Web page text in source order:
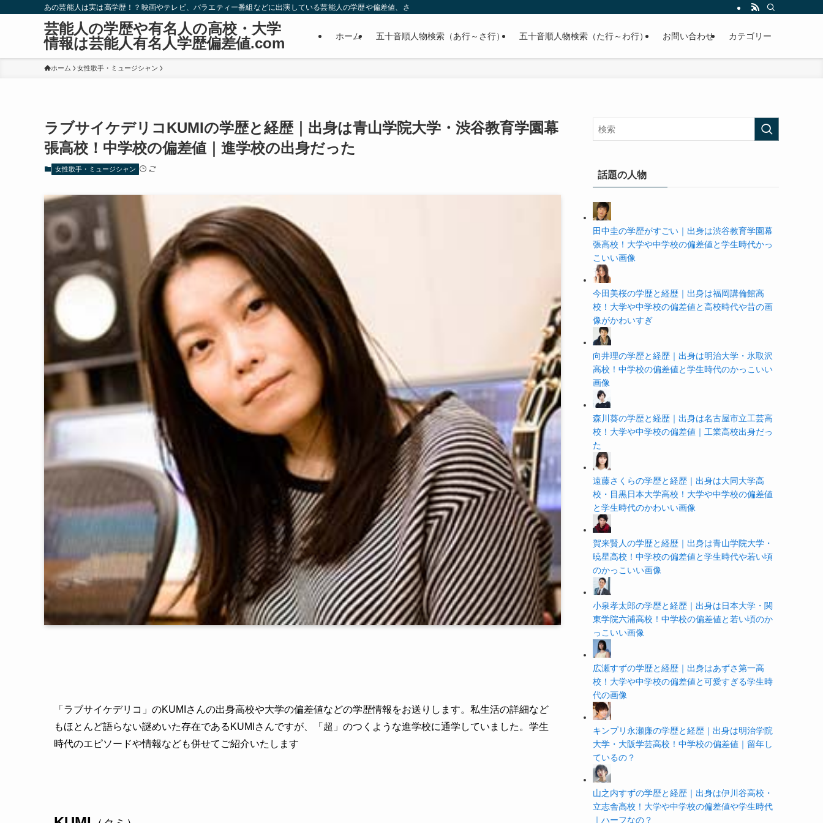
あの芸能人は実は高学歴！？映画やテレビ、バラエティー番組などに出演している芸能人の学歴や偏差値、さらに政治家やスポーツ選手などの有名人の学歴や高校・大学の偏差値まで紹介していきます。
芸能人の学歴や有名人の高校・大学
情報は芸能人有名人学歴偏差値.com
ホーム 五十音順人物検索（あ行～さ行） 五十音順人物検索（た行～わ行） お問い合わせ カテゴリー
ホーム 女性歌手・ミュージシャン
ラブサイケデリコKUMIの学歴と経歴｜出身は青山学院大学・渋谷教育学園幕
張高校！中学校の偏差値｜進学校の出身だった
女性歌手・ミュージシャン
「ラブサイケデリコ」のKUMIさんの出身高校や大学の偏差値などの学歴情報をお送りします。私生活の詳細など
もほとんど語らない謎めいた存在であるKUMIさんですが、「超」のつくような進学校に通学していました。学生
時代のエピソードや情報なども併せてご紹介いたします
話題の人物
田中圭の学歴がすごい｜出身は渋谷教育学園幕
張高校！大学や中学校の偏差値と学生時代かっ
こいい画像
今田美桜の学歴と経歴｜出身は福岡講倫館高
校！大学や中学校の偏差値と高校時代や昔の画
像がかわいすぎ
向井理の学歴と経歴｜出身は明治大学・氷取沢
高校！中学校の偏差値と学生時代のかっこいい
画像
森川葵の学歴と経歴｜出身は名古屋市立工芸高
校！大学や中学校の偏差値｜工業高校出身だっ
た
遠藤さくらの学歴と経歴｜出身は大同大学高
校・目黒日本大学高校！大学や中学校の偏差値
と学生時代のかわいい画像
賀来賢人の学歴と経歴｜出身は青山学院大学・
暁星高校！中学校の偏差値と学生時代や若い頃
のかっこいい画像
小泉孝太郎の学歴と経歴｜出身は日本大学・関
東学院六浦高校！中学校の偏差値と若い頃のか
っこいい画像
広瀬すずの学歴と経歴｜出身はあずさ第一高
校！大学や中学校の偏差値と可愛すぎる学生時
代の画像
キンプリ永瀬廉の学歴と経歴｜出身は明治学院
大学・大阪学芸高校！中学校の偏差値｜留年し
ているの？
山之内すずの学歴と経歴｜出身は伊川谷高校・
立志舎高校！大学や中学校の偏差値や学生時代
｜ハーフなの？